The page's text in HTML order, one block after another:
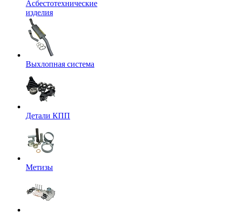
Асбестотехнические
изделия
Выхлопная система
Детали КПП
Метизы